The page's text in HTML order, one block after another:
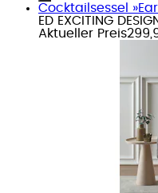
Cocktailsessel
ED EXCITING
Aktueller Preis